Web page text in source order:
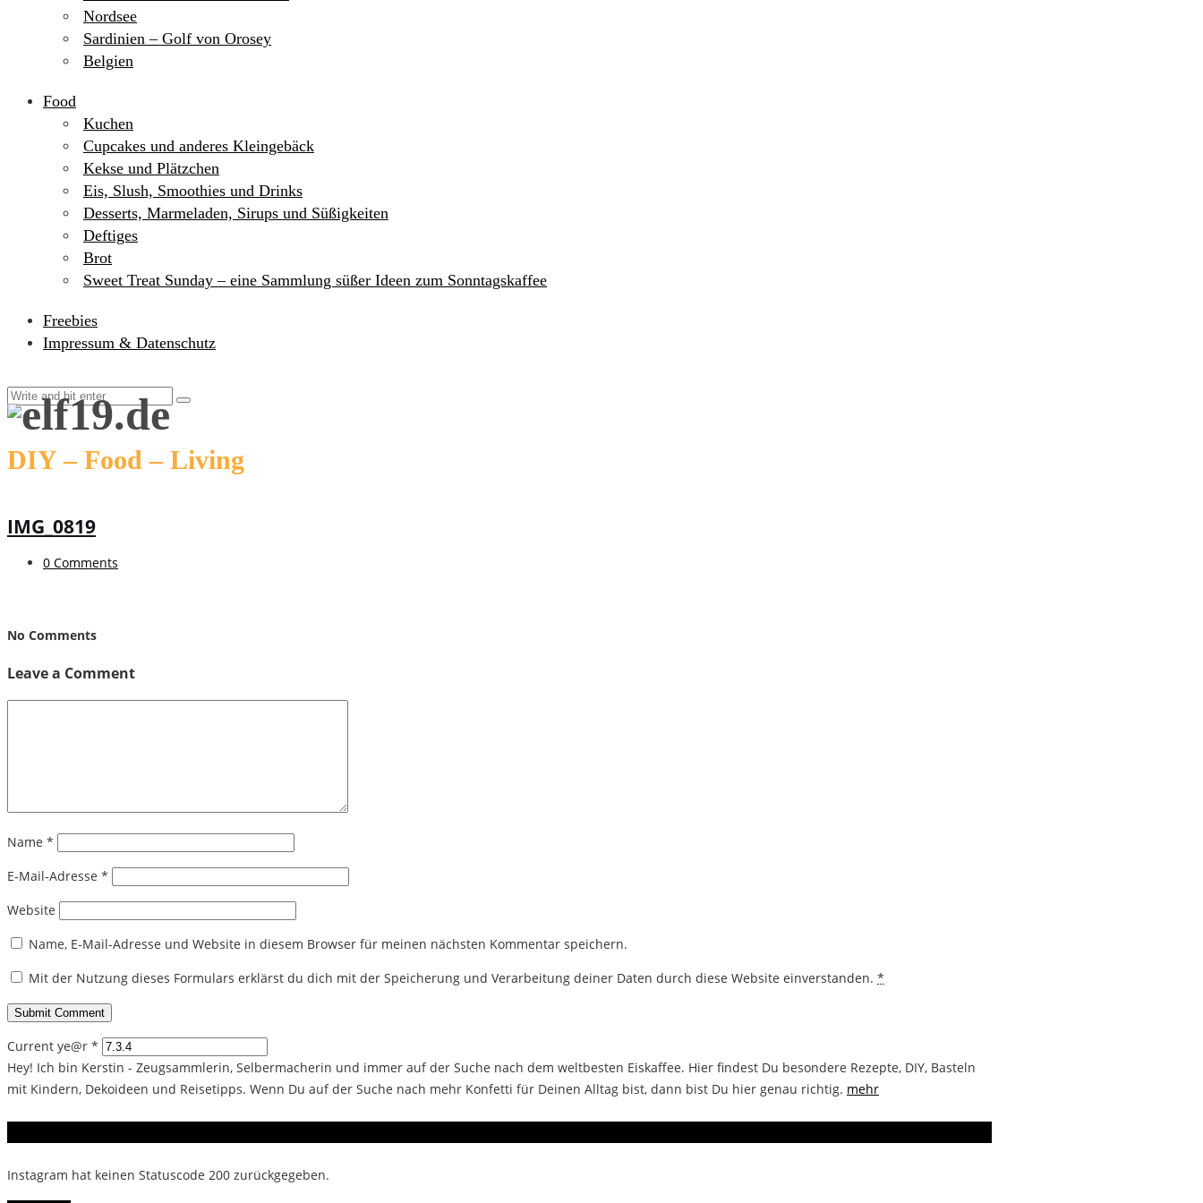
Nordsee
Sardinien – Golf von Orosey
Belgien
Food
Kuchen
Cupcakes und anderes Kleingebäck
Kekse und Plätzchen
Eis, Slush, Smoothies und Drinks
Desserts, Marmeladen, Sirups und Süßigkeiten
Deftiges
Brot
Sweet Treat Sunday – eine Sammlung süßer Ideen zum Sonntagskaffee
Freebies
Impressum & Datenschutz
DIY – Food – Living
IMG_0819
0 Comments
No Comments
Leave a Comment
Name *
E-Mail-Adresse *
Website
Name, E-Mail-Adresse und Website in diesem Browser für meinen nächsten Kommentar speichern.
Mit der Nutzung dieses Formulars erklärst du dich mit der Speicherung und Verarbeitung deiner Daten durch diese Website einverstanden. *
Current ye@r *
Hey! Ich bin Kerstin - Zeugsammlerin, Selbermacherin und immer auf der Suche nach dem weltbesten Eiskaffee. Hier findest Du besondere Rezepte, DIY, Basteln
mit Kindern, Dekoideen und Reisetipps. Wenn Du auf der Suche nach mehr Konfetti für Deinen Alltag bist, dann bist Du hier genau richtig. mehr
Instagram hat keinen Statuscode 200 zurückgegeben.